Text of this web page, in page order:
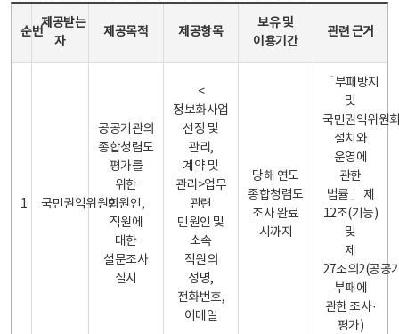
순번
제공받는
자
제공목적 제공항목
보유 및
이용기간
관련 근거
1 국민권익위원회
공공기관의
종합청렴도
평가를
위한
민원인,
직원에
대한
설문조사
실시
<
정보화사업
선정 및
관리,
계약 및
관리>업무
관련
민원인 및
소속
직원의
성명,
전화번호,
이메일
당해 연도
종합청렴도
조사 완료
시까지
「부패방지
및
국민권익위원
설치와
운영에
관한
법률」 제
12조(기능)
및
제
27조의2(공공
부패에
관한 조사·
평가)